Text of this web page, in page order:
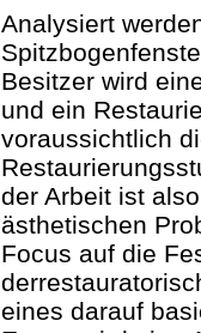
Analysiert
Besitzer wird
und ein
voraussichtlich
der Arbeit ist
ästhetischen
Focus auf die
eines darauf